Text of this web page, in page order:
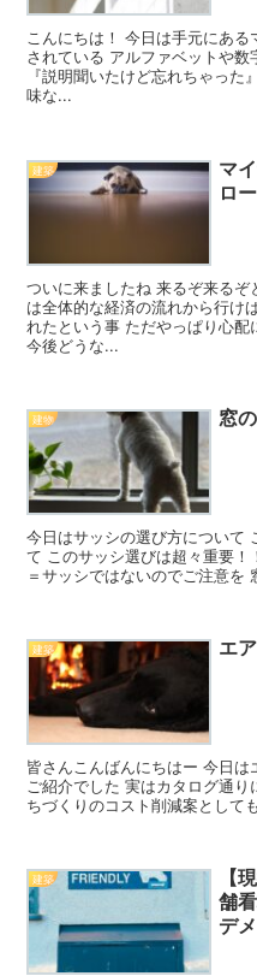
こんにちは！ 今日は手元にあ
されている アルファベットや数
『説明聞いたけど忘れちゃっ
味な...
建築
マ
ロ
ついに来ましたね 来るぞ来る
は全体的な経済の流れから行け
れたという事 ただやっぱり心
今後どうな...
建物 窓
今日はサッシの選び方について
て このサッシ選びは超々重要
＝サッシではないのでご注意を
建築 エ
皆さんこんばんにちはー 今日は
ご紹介でした 実はカタログ通
ちづくりのコスト削減案として
建築
【
舗
デ